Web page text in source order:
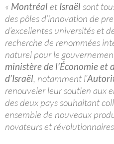
« Montréal et Israël sont
des pôles d’innovation de
d’excellentes universités et
recherche de renommées
naturel pour le
ministère de l’Économie et
d’Israël, notamment l’
renouveler leur soutien aux
des deux pays souhaitant
ensemble de nouveaux
novateurs et